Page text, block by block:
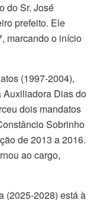
do Sr. José
prefeito. Ele
marcando o início
(1997-2004),
Auxiliadora Dias do
dois mandatos
Sobrinho
de 2013 a 2016.
ao cargo,
(2025-2028) está à